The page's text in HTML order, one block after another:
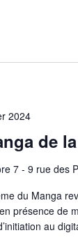
de
2024
7 - 9 rue des
du Manga
présence de
au